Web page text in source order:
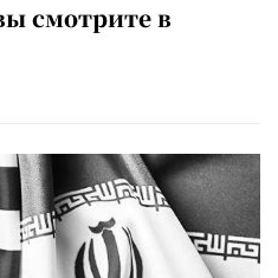
смотрите в